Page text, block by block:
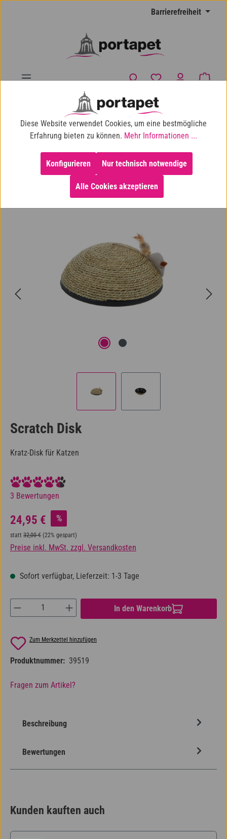
Barrierefreiheit
Du hast 0
10% Shop-Rabatt ab 100 € Einkaufswert
Katze Katzenspielzeug Beschäftigung
Scratch Disk
Kratz-Disk für Katzen
Durchschnittliche Bewertung von 4.33 von 5 Sternen
3 Bewertungen
Verkaufspreis:
24,95 € %
statt Regulärer Preis:
32,00 € (22% gespart)
Preise inkl. MwSt. zzgl. Versandkosten
Sofort verfügbar, Lieferzeit: 1-3 Tage
Produkt Anzahl: Gib den gewünschten Wert
In den Warenkorb
Zum Merkzettel hinzufügen
Produktnummer: 39519
Fragen zum Artikel?
Beschreibung
Bewertungen
Kunden kauften auch
Diese Website verwendet Cookies, um eine bestmögliche
Erfahrung bieten zu können. Mehr Informationen ...
Konfigurieren
Alle Cookies akzeptieren
Nur technisch notwendige